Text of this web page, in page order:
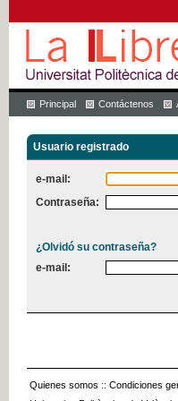
Principal Contáctenos
Usuario registrado
e-mail:
Contraseña:
¿Olvidó su contraseña?
e-mail:
Quienes somos :: Condiciones